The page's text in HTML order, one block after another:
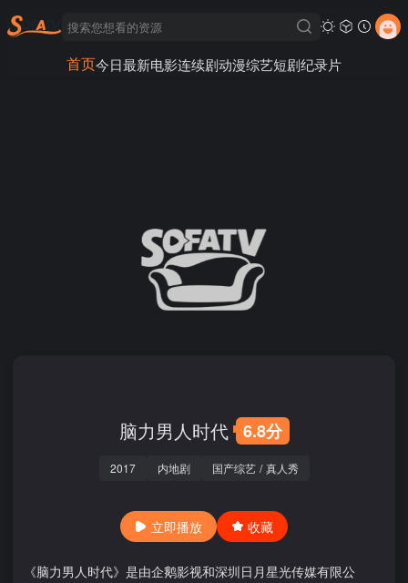
首页今日最新电影连续剧动漫综艺短剧纪录片
脑力男人时代 6.8分
2017 内地剧 国产综艺 / 真人秀
立即播放 收藏
《脑力男人时代》是由企鹅影视和深圳日月星光传媒有限公